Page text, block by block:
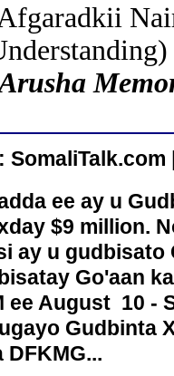
ee ay u
$9 million.
ay u
Go'aan
August 10 -
Gudbinta